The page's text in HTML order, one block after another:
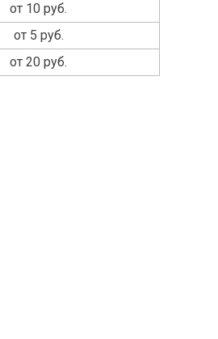
от 10 руб.
от 5 руб.
от 20 руб.